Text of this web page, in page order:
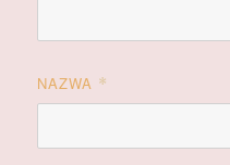
NAZWA *